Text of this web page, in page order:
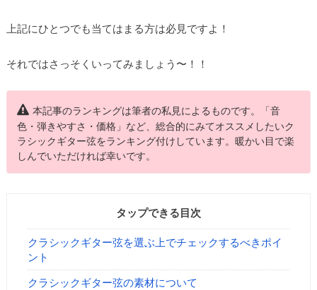
上記にひとつでも当てはまる方は必見ですよ！
それではさっそくいってみましょう〜！！
本記事のランキングは筆者の私見によるものです。「音
色・弾きやすさ・価格」など、総合的にみてオススメしたいク
ラシックギター弦をランキング付けしています。暖かい目で楽
しんでいただければ幸いです。
タップできる目次
クラシックギター弦を選ぶ上でチェックするべきポイ
ント
クラシックギター弦の素材について